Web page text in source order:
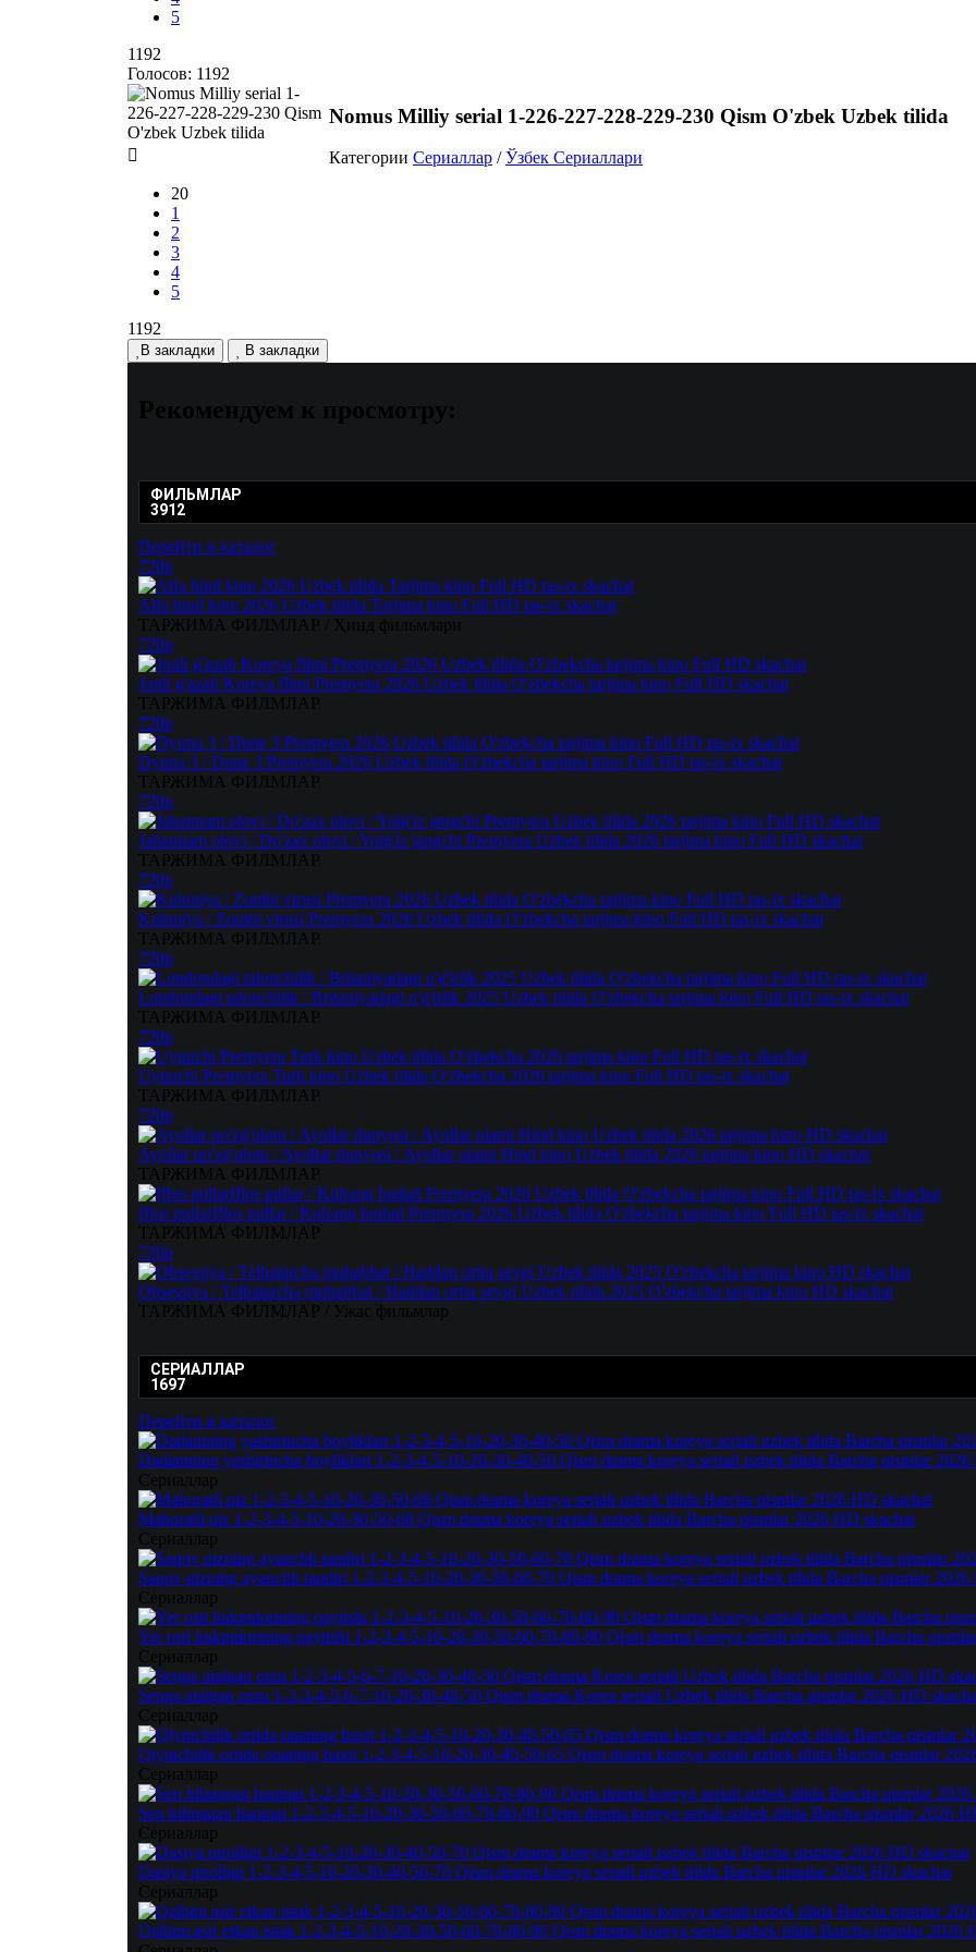
5
1192
Голосов: 1192
20
1
2
3
4
5
1192
В закладки В закладки
Nomus Milliy serial 1-226-227-228-229-230 Qism O'zbek Uzbek tilida
Категории Сериаллар /Ўзбек Сериаллари
ФИЛЬМЛАР
3912
Перейти в каталог
720p
Alfa hind kino 2026 Uzbek tilida Tarjima kino Full HD tas-ix skachat
720p
Jonli g'azab Koreya filmi Premyera 2026 Uzbek tilida O'zbekcha tarjima kino Full HD skachat
720p
Dyuna 3 / Dune 3 Premyera 2026 Uzbek tilida O'zbekcha tarjima kino Full HD tas-ix skachat
720p
Jahannam olovi / Do'zax olovi / Yolg'iz jangchi Premyera Uzbek tilida 2026 tarjima kino Full HD skachat
720p
Koloniya / Zombi virusi Premyera 2026 Uzbek tilida O'zbekcha tarjima kino Full HD tas-ix skachat
720p
Londondagi talonchilik / Britaniyadagi o'g'irlik 2025 Uzbek tilida O'zbekcha tarjima kino Full HD tas-ix skachat
720p
Uyquchi Premyera Turk kino Uzbek tilida O'zbekcha 2026 tarjima kino Full HD tas-ix skachat
720p
Ayollar qo'zg'oloni / Ayollar dunyosi / Ayollar olami Hind kino Uzbek tilida 2026 tarjima kino HD skachat
Iflos pullarIflos pullar / Kulrang hudud Premyera 2026 Uzbek tilida O'zbekcha tarjima kino Full HD tas-ix skachat
720p
Obsessiya / Telbalarcha muhabbat / Haddan ortiq sevgi Uzbek tilida 2025 O'zbekcha tarjima kino HD skachat
СЕРИАЛЛАР
1697
Перейти в каталог
Dadamning yashirincha boyliklari 1-2-3-4-5-10-20-30-40-50 Qism drama koreya seriali uzbek tilida Barcha qismlar 2026
Mahoratli qiz 1-2-3-4-5-10-20-30-50-68 Qism drama koreya seriali uzbek tilida Barcha qismlar 2026 HD skachat
Saqov qizning ayanchli taqdiri 1-2-3-4-5-10-20-30-50-60-70 Qism drama koreya seriali uzbek tilida Barcha qismlar 2026
Yer osti hukmdorining qaytishi 1-2-3-4-5-10-20-30-50-60-70-80-90 Qism drama koreya seriali uzbek tilida Barcha
Senga atalgan orzu 1-2-3-4-5-6-7-10-20-30-40-50 Qism drama Korea seriali Uzbek tilida Barcha qismlar 2026 HD
Qiyinchilik ortida onaning baxti 1-2-3-4-5-10-20-30-40-50-65 Qism drama koreya seriali uzbek tilida Barcha qismlar
Sen bilmagan haqiqat 1-2-3-4-5-10-20-30-50-60-70-80-90 Qism drama koreya seriali uzbek tilida Barcha qismlar 2026
Dasiya qirolligi 1-2-3-4-5-10-20-30-40-50-70 Qism drama koreya seriali uzbek tilida Barcha qismlar 2026 HD skachat
Qalbim asir etkan istak 1-2-3-4-5-10-20-30-50-60-70-80-90 Qism drama koreya seriali uzbek tilida Barcha qismlar 2026